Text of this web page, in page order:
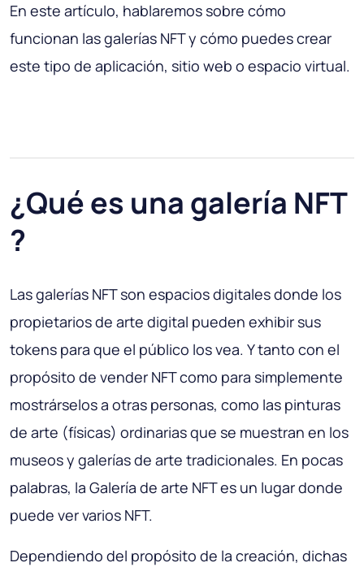
En este artículo, hablaremos sobre cómo
funcionan las galerías NFT y cómo puedes crear
este tipo de aplicación, sitio web o espacio virtual.
¿Qué es una galería NFT
?
Las galerías NFT son espacios digitales donde los
propietarios de arte digital pueden exhibir sus
tokens para que el público los vea. Y tanto con el
propósito de vender NFT como para simplemente
mostrárselos a otras personas, como las pinturas
de arte (físicas) ordinarias que se muestran en los
museos y galerías de arte tradicionales. En pocas
palabras, la Galería de arte NFT es un lugar donde
puede ver varios NFT.
Dependiendo del propósito de la creación, dichas